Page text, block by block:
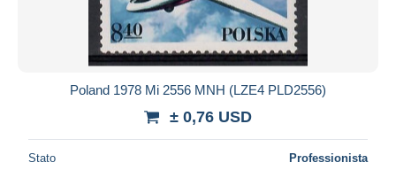
Poland 1978 Mi 2556 MNH (LZE4 PLD2556)
± 0,76 USD
Stato Professionista